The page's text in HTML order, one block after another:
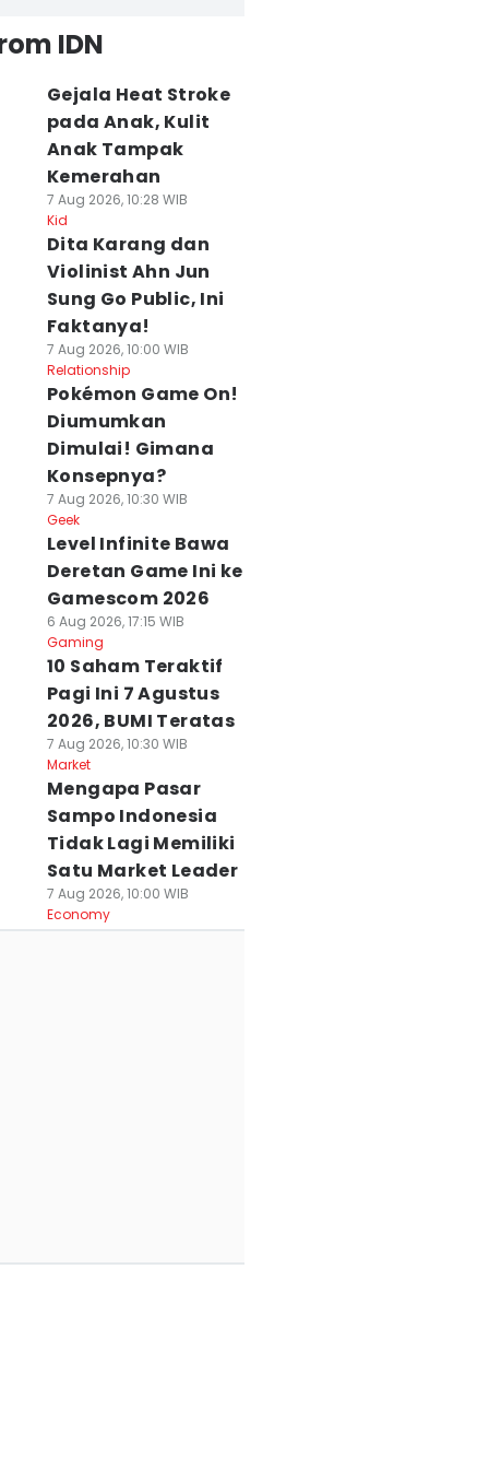
IDN
Gejala Heat Stroke
pada Anak, Kulit
Anak Tampak
Kemerahan
7 Aug 2026, 10:28 WIB
Kid
Dita Karang dan
Violinist Ahn Jun
Sung Go Public, Ini
Faktanya!
7 Aug 2026, 10:00 WIB
Relationship
Pokémon Game On!
Diumumkan
Dimulai! Gimana
Konsepnya?
7 Aug 2026, 10:30 WIB
Geek
Level Infinite Bawa
Deretan Game Ini ke
Gamescom 2026
6 Aug 2026, 17:15 WIB
Gaming
10 Saham Teraktif
Pagi Ini 7 Agustus
2026, BUMI Teratas
7 Aug 2026, 10:30 WIB
Market
Mengapa Pasar
Sampo Indonesia
Tidak Lagi Memiliki
Satu Market Leader
7 Aug 2026, 10:00 WIB
Economy